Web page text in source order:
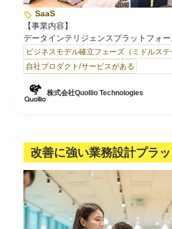
SaaS
【事業内容】
データインテリジェンスプラットフォ
Intelligence Cloud」と設計・構築支援サ
INTEGRAL」の提供
▼エンタープライズ企業に選ばれる国
ジェンス・パートナー
▼国内の大企業ユースケースに特化し
型プラットフォーム「Quollio®︎ Data
を提供しています。部署横断でのセルフ
進やデータガバナンス等、様々なユー
だいています。
ビジネスモデル確立フェーズ（ミドルステ
自社プロダクト/サービスがある
株式会社Quollio Technologies
改善に強い業務設計プラ